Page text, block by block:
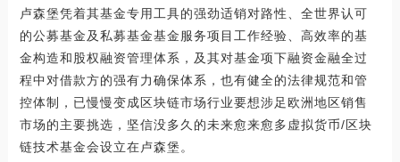
卢森堡凭着其基金专用工具的强劲适销对路性、全世界认可
的公募基金及私募基金基金服务项目工作经验、高效率的基
金构造和股权融资管理体系，及其对基金项下融资金融全过
程中对借款方的强有力确保体系，也有健全的法律规范和管
控体制，已慢慢变成区块链市场行业要想涉足欧洲地区销售
市场的主要挑选，坚信没多久的未来愈来愈多虚拟货币/区块
链技术基金会设立在卢森堡。